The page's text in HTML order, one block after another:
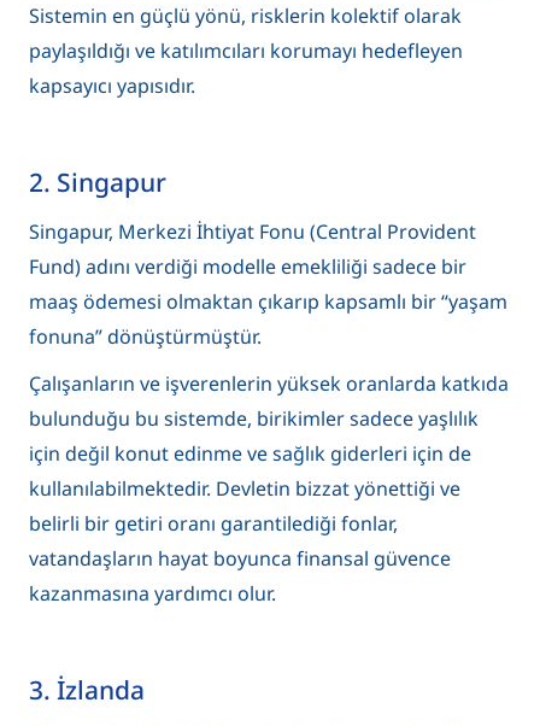
Sistemin en güçlü yönü, risklerin kolektif olarak
paylaşıldığı ve katılımcıları korumayı hedefleyen
kapsayıcı yapısıdır.
2. Singapur
Singapur, Merkezi İhtiyat Fonu (Central Provident
Fund) adını verdiği modelle emekliliği sadece bir
maaş ödemesi olmaktan çıkarıp kapsamlı bir “yaşam
fonuna” dönüştürmüştür.
Çalışanların ve işverenlerin yüksek oranlarda katkıda
bulunduğu bu sistemde, birikimler sadece yaşlılık
için değil konut edinme ve sağlık giderleri için de
kullanılabilmektedir. Devletin bizzat yönettiği ve
belirli bir getiri oranı garantilediği fonlar,
vatandaşların hayat boyunca finansal güvence
kazanmasına yardımcı olur.
3. İzlanda